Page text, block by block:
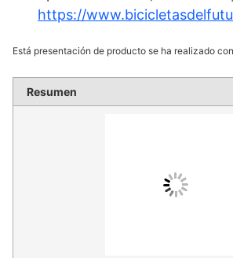
https://
Está presentación de producto se ha realizado con
Resumen